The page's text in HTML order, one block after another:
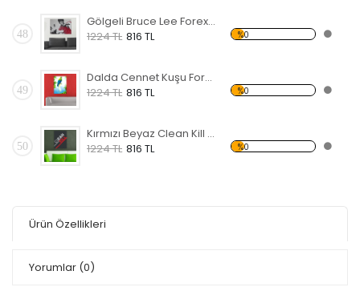
48
Gölgeli Bruce Lee Forex Tablo
1224 TL 816 TL %0
49
Dalda Cennet Kuşu Forex Tablo
1224 TL 816 TL %0
50
Kırmızı Beyaz Clean Kill Forex Tablo
1224 TL 816 TL %0
Ürün Özellikleri
Yorumlar (0)